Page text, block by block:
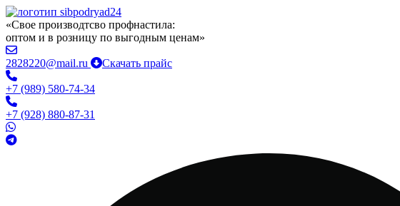
«Свое производтсво профнастила:
оптом и в розницу по выгодным ценам»
2828220@mail.ru Скачать прайс
+7 (989) 580-74-34
+7 (928) 880-87-31